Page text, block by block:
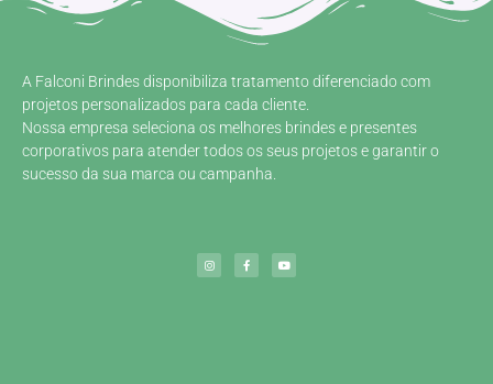
A Falconi Brindes disponibiliza tratamento diferenciado com
projetos personalizados para cada cliente.
Nossa empresa seleciona os melhores brindes e presentes
corporativos para atender todos os seus projetos e garantir o
sucesso da sua marca ou campanha.